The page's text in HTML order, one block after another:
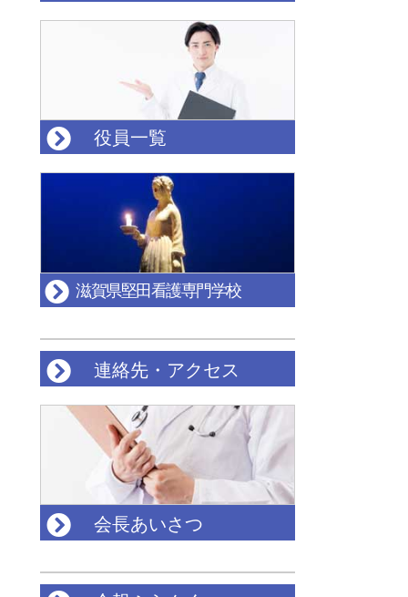
役員一覧
滋賀県堅田看護専門学校
連絡先・アクセス
会長あいさつ